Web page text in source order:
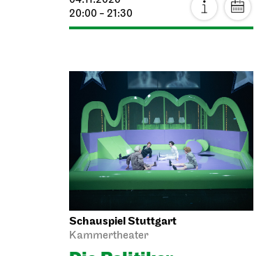
Schauspiel Stuttgart
Schauspielhaus
Wiederaufnahme
Hamlet
24.10.2026